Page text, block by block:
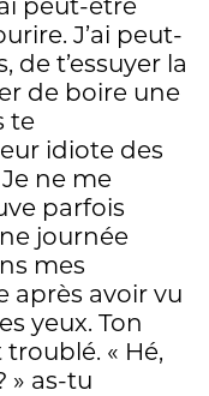
peut-être
J’ai peut-
de t’essuyer la
de boire une
te
idiote des
ne me
parfois
journée
mes
après avoir vu
yeux. Ton
« Hé,
» as-tu